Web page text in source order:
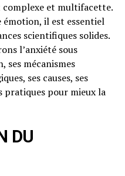
complexe et multifacette.
il est essentiel
scientifiques solides.
l’anxiété sous
ses mécanismes
ses causes, ses
pratiques pour mieux la
DU